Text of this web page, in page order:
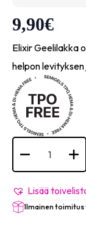
9,90€
Elixir Geelilakka
helpon
Semigel
Dark
määrä
Lisää
Ilmainen toimitus